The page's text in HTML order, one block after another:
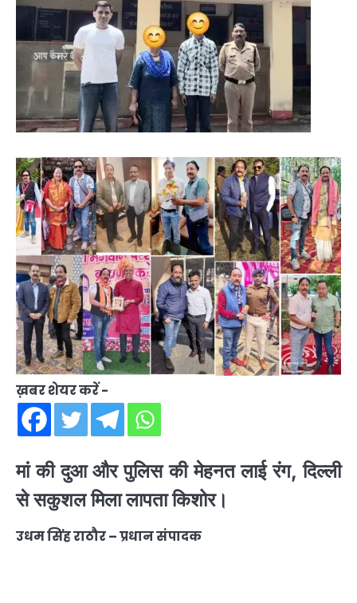
ख़बर शेयर करें -
मां की दुआ और पुलिस की मेहनत लाई रंग, दिल्ली
से सकुशल मिला लापता किशोर।
उधम सिंह राठौर – प्रधान संपादक